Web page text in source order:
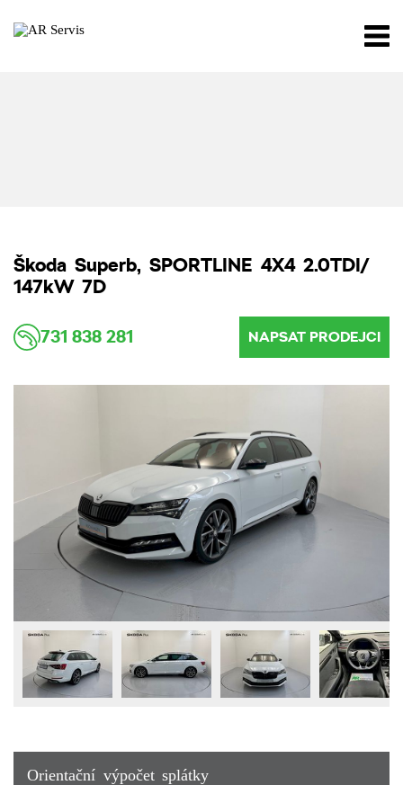
Škoda Superb, SPORTLINE 4X4 2.0TDI/
147kW 7D
731 838 281 NAPSAT PRODEJCI
Orientační výpočet splátky